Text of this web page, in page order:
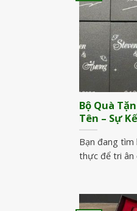
Bộ Quà
Tên – Sự
Bạn đang
thực để tri ân